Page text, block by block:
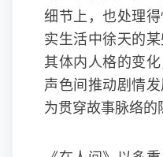
细节上，也处理
实生活中徐天的
其体内人格的变
声色间推动剧情
为贯穿故事脉络的